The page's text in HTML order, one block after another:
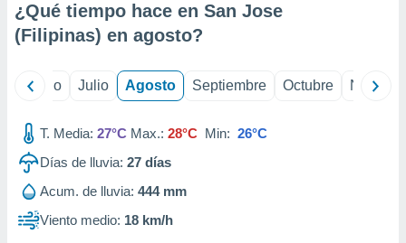
de¿Qué tiempo hace en San Jose
(Filipinas) en agosto?
Junio Julio Agosto Septiembre Octubre
T. Media: 27°C Max.: 28°C Min: 26°C
Días de lluvia: 27 días
Acum. de lluvia: 444 mm
Viento medio: 18 km/h